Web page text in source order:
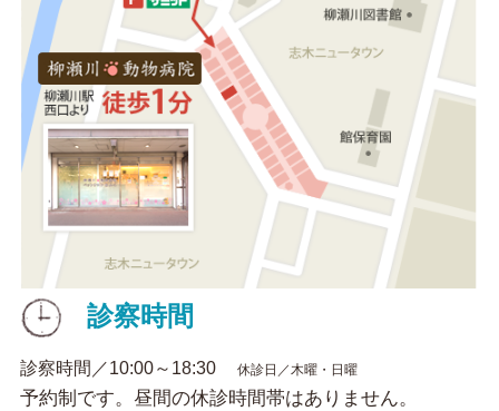
診察時間
診察時間／10:00～18:30 休診日／木曜・日曜
予約制です。昼間の休診時間帯はありません。